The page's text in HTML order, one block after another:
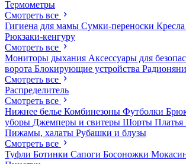
Термометры
Смотреть все
Гигиена для мамы Сумки-переноски
Рюкзаки-кенгуру
Смотреть все
Мониторы дыхания Аксессуары для
ворота Блокирующие устройства Радионяни
Смотреть все
Распределитель
Смотреть все
Нижнее белье Комбинезоны Футболки
уборы Джемперы и свитеры Шорты Платья
Пижамы, халаты Рубашки и блузы
Смотреть все
Туфли Ботинки Сапоги Босоножки